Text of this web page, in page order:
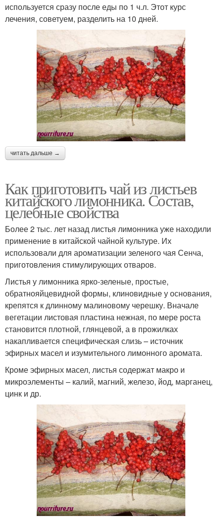
используется сразу после еды по 1 ч.л. Этот курс
лечения, советуем, разделить на 10 дней.
читать дальше →
Как приготовить чай из листьев
китайского лимонника. Состав,
целебные свойства
Более 2 тыс. лет назад листья лимонника уже находили
применение в китайской чайной культуре. Их
использовали для ароматизации зеленого чая Сенча,
приготовления стимулирующих отваров.
Листья у лимонника ярко-зеленые, простые,
обратнояйцевидной формы, клиновидные у основания,
крепятся к длинному малиновому черешку. Вначале
вегетации листовая пластина нежная, по мере роста
становится плотной, глянцевой, а в прожилках
накапливается специфическая слизь – источник
эфирных масел и изумительного лимонного аромата.
Кроме эфирных масел, листья содержат макро и
микроэлементы – калий, магний, железо, йод, марганец,
цинк и др.